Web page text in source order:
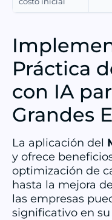
Práctica
con IA
Grandes
La aplicación del
y ofrece
optimización de
hasta la mejora
las empresas
significativo en